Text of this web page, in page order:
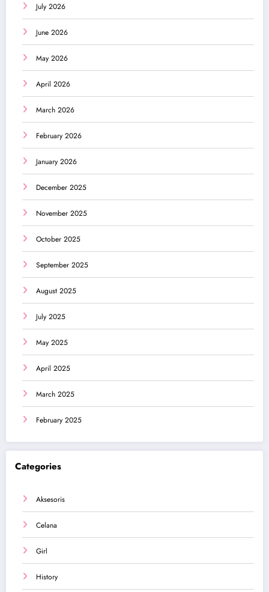
July 2026
June 2026
May 2026
April 2026
March 2026
February 2026
January 2026
December 2025
November 2025
October 2025
September 2025
August 2025
July 2025
May 2025
April 2025
March 2025
February 2025
Categories
Aksesoris
Celana
Girl
History